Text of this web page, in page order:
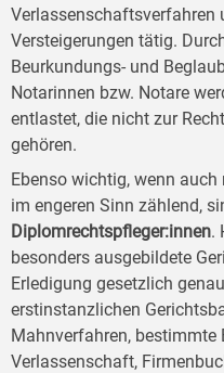
Verlassenschaftsverfahren
Versteigerungen tätig.
Beurkundungs- und
Notarinnen bzw. Notare
entlastet, die nicht zur
gehören.
Ebenso wichtig, wenn
im engeren Sinn zählend,
Diplomrechtspfleger:innen.
besonders ausgebildete
Erledigung gesetzlich
erstinstanzlichen
Mahnverfahren, bestimmte
Verlassenschaft,